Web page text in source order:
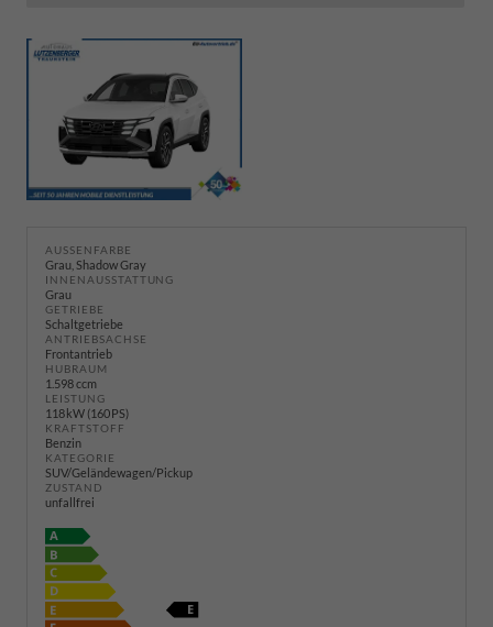
AUSSENFARBE
Grau, Shadow Gray
INNENAUSSTATTUNG
Grau
GETRIEBE
Schaltgetriebe
ANTRIEBSACHSE
Frontantrieb
HUBRAUM
1.598 ccm
LEISTUNG
118 kW (160 PS)
KRAFTSTOFF
Benzin
KATEGORIE
SUV/Geländewagen/Pickup
ZUSTAND
unfallfrei